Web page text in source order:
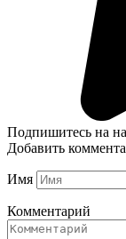
Подпишитесь на
Добавить
Имя
Комментарий